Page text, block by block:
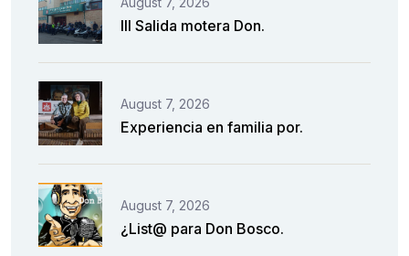
III Salida motera Don.
August 7, 2026
Experiencia en familia por.
August 7, 2026
¿List@ para Don Bosco.